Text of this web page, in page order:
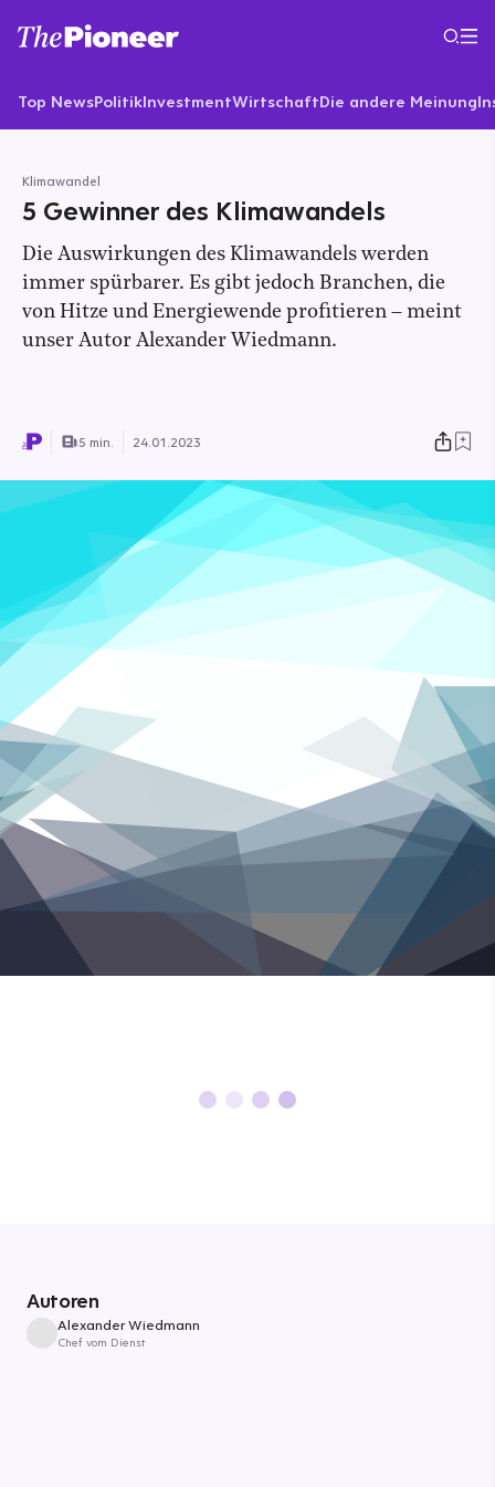
Top NewsPolitikInvestmentWirtschaftDie andere Meinung
Klimawandel
5 Gewinner des Klimawandels
Die Auswirkungen des Klimawandels werden
immer spürbarer. Es gibt jedoch Branchen, die
von Hitze und Energiewende profitieren – meint
unser Autor Alexander Wiedmann.
5 min. 24.01.2023
Autoren
Alexander Wiedmann
Chef vom Dienst